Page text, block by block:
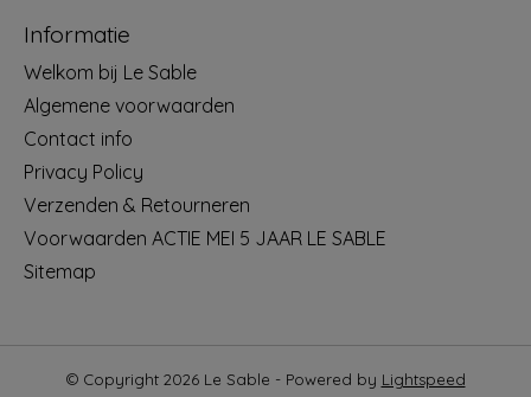
Informatie
Welkom bij Le Sable
Algemene voorwaarden
Contact info
Privacy Policy
Verzenden & Retourneren
Voorwaarden ACTIE MEI 5 JAAR LE SABLE
Sitemap
© Copyright 2026 Le Sable - Powered by Lightspeed